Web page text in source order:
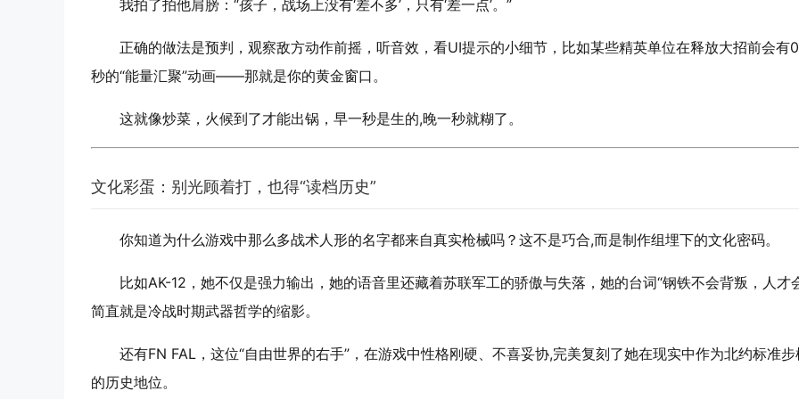
我拍了拍他肩膀：“孩子，战场上没有‘差不多’，只有‘差一点’。”
正确的做法是预判，观察敌方动作前摇，听音效，看UI提示的小细节，比如某些精英单位在释放大招前会有
秒的“能量汇聚”动画——那就是你的黄金窗口。
这就像炒菜，火候到了才能出锅，早一秒是生的,晚一秒就糊了。
文化彩蛋：别光顾着打，也得“读档历史”
你知道为什么游戏中那么多战术人形的名字都来自真实枪械吗？这不是巧合,而是制作组埋下的文化密码。
比如AK-12，她不仅是强力输出，她的语音里还藏着苏联军工的骄傲与失落，她的台词“钢铁不会背叛，人才
简直就是冷战时期武器哲学的缩影。
还有FN FAL，这位“自由世界的右手”，在游戏中性格刚硬、不喜妥协,完美复刻了她在现实中作为北约标准步
的历史地位。